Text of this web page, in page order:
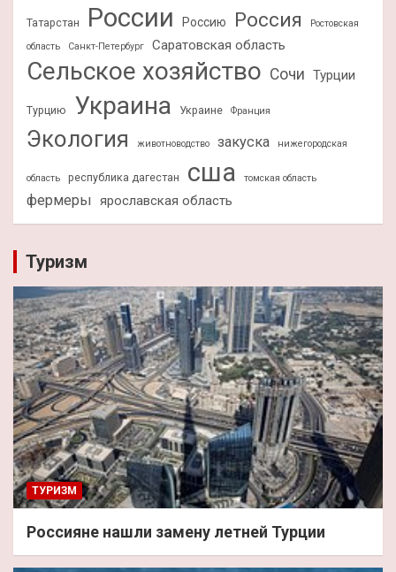
Татарстан России Россию Россия
Ростовская
область
Санкт-Петербург Саратовская область
Сельское хозяйство Сочи Турции
Турцию Украина Украине Франция
Экология животноводство закуска нижегородская
область республика дагестан сша томская область
фермеры ярославская область
Туризм
ТУРИЗМ
Россияне нашли замену летней Турции